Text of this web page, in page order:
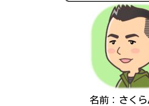
名前：さく